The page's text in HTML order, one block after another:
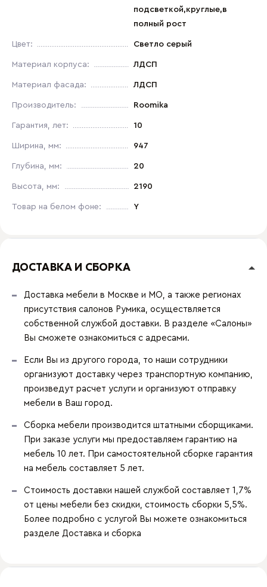
подсветкой,круглые,в
полный рост
Цвет: Светло серый
Материал корпуса: ЛДСП
Материал фасада: ЛДСП
Производитель: Roomika
Гарантия, лет: 10
Ширина, мм: 947
Глубина, мм: 20
Высота, мм: 2190
Товар на белом фоне: Y
ДОСТАВКА И СБОРКА
Доставка мебели в Москве и МО, а также регионах
присутствия салонов Румика, осуществляется
собственной службой доставки. В разделе «Салоны»
Вы сможете ознакомиться с адресами.
Если Вы из другого города, то наши сотрудники
организуют доставку через транспортную компанию,
произведут расчет услуги и организуют отправку
мебели в Ваш город.
Сборка мебели производится штатными сборщиками.
При заказе услуги мы предоставляем гарантию на
мебель 10 лет. При самостоятельной сборке гарантия
на мебель составляет 5 лет.
Стоимость доставки нашей службой составляет 1,7%
от цены мебели без скидки, стоимость сборки 5,5%.
Более подробно с услугой Вы можете ознакомиться
разделе Доставка и сборка